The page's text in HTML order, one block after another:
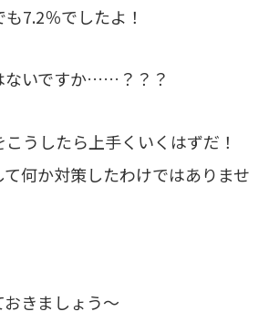
7.2％でしたよ！
ないですか……？？？
うしたら上手くいくはずだ！
何か対策したわけではありませ
きましょう～